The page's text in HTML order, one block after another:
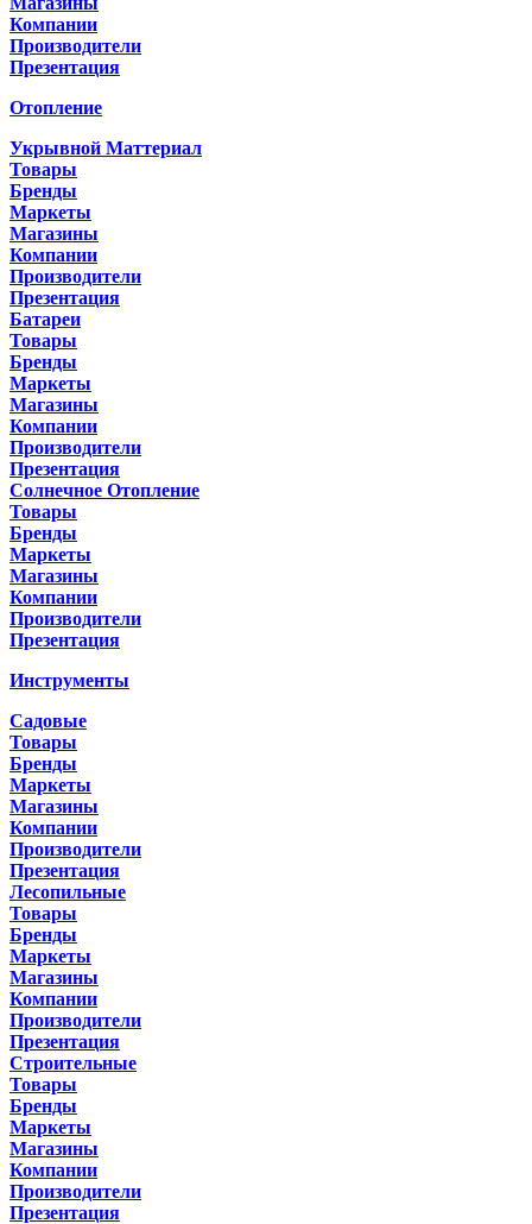
Компании
Производители
Презентация
Отопление
Укрывной Маттериал
Товары
Бренды
Маркеты
Магазины
Компании
Производители
Презентация
Батареи
Товары
Бренды
Маркеты
Магазины
Компании
Производители
Презентация
Солнечное Отопление
Товары
Бренды
Маркеты
Магазины
Компании
Производители
Презентация
Инструменты
Садовые
Товары
Бренды
Маркеты
Магазины
Компании
Производители
Презентация
Лесопильные
Товары
Бренды
Маркеты
Магазины
Компании
Производители
Презентация
Строительные
Товары
Бренды
Маркеты
Магазины
Компании
Производители
Презентация